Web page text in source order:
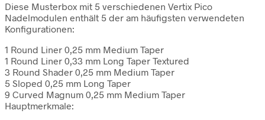
Diese Musterbox mit 5 verschiedenen Vertix Pico
Nadelmodulen enthält 5 der am häufigsten verwendeten
Konfigurationen:
1 Round Liner 0,25 mm Medium Taper
1 Round Liner 0,33 mm Long Taper Textured
3 Round Shader 0,25 mm Medium Taper
5 Sloped 0,25 mm Long Taper
9 Curved Magnum 0,25 mm Medium Taper
Hauptmerkmale: